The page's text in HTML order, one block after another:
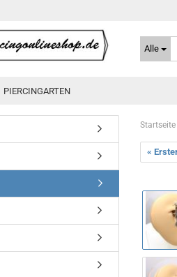
Alle
PIERCINGARTEN
Startseite
«